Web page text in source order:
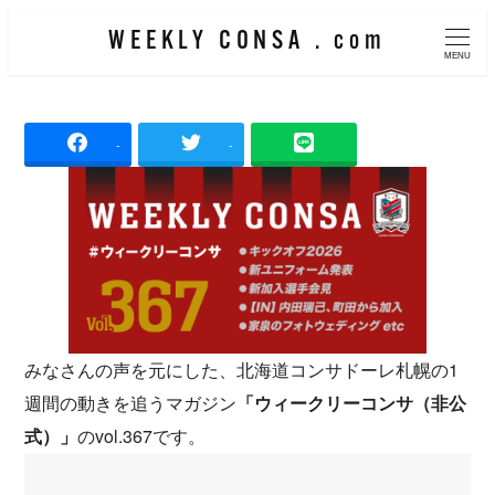
コ
ン
WEEKLY CONSA . com
MENU
- -
みなさんの声を元にした、北海道コンサドーレ札幌の1
週間の動きを追うマガジン 「ウィークリーコンサ（非公
式）」のvol.367です。